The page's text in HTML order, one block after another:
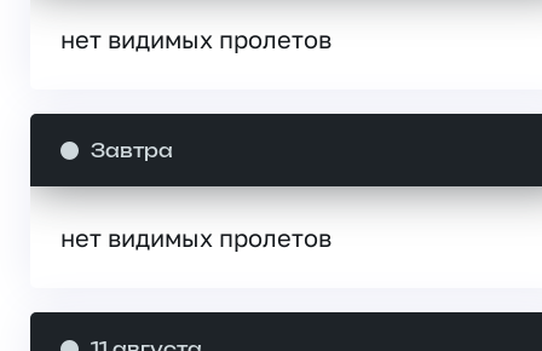
нет видимых пролетов
Завтра
нет видимых пролетов